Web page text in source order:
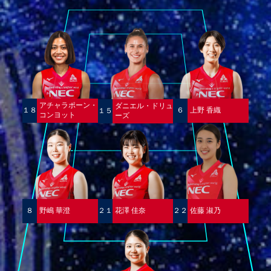
２２ 佐藤 淑乃
６ 上野 香織
１５
ダニエル・ドリュ
ーズ
１８
アチャラポーン・
コンヨット
８ 野嶋 華澄 ２１ 花澤 佳奈